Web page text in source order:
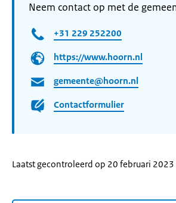
Neem contact op met de
+31 229 252200
https://www.hoorn.nl
gemeente@hoorn.nl
Contactformulier
Laatst gecontroleerd op 20 februari 2023